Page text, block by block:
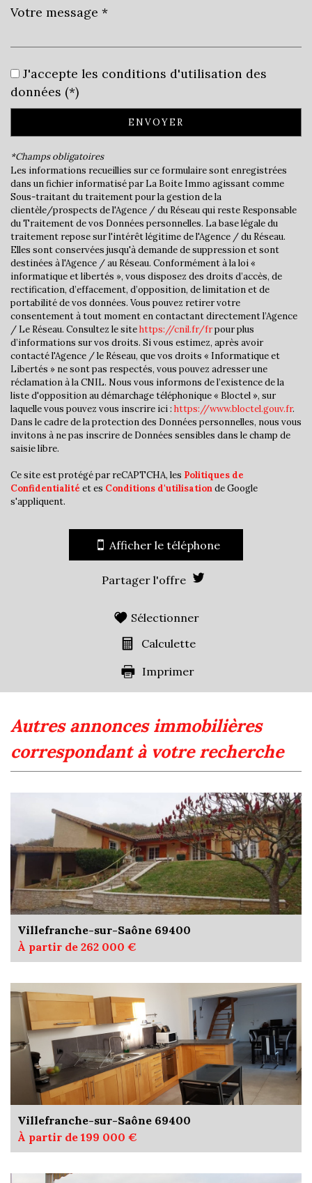
École primaire
Bibliothèque
Mairie
statistiques
Nombre d'habitants
36 240
Propriétaires (vs. locataires)
31,78 %
Taxe habitation
Taxe foncière
19,03 %
Habitants de moins de 25 ans
Habitants de 25 à 55 ans
Habitants de plus de 55 ans
25,21 %
Nombre d'enfants par famille
Familles sans enfant
43,40 %
Familles avec 1 ou 2 enfants
0,94 %
Maisons
14,25 %
Familles avec 3 enfants
J'accepte les conditions d'utilisation des
données (*)
ENVOYER
*Champs obligatoires
Les informations recueillies sur ce formulaire sont enregistrées
dans un fichier informatisé par La Boite Immo agissant comme
Sous-traitant du traitement pour la gestion de la
clientèle/prospects de l'Agence / du Réseau qui reste Responsable
du Traitement de vos Données personnelles. La base légale du
traitement repose sur l'intérêt légitime de l'Agence / du Réseau.
Elles sont conservées jusqu'à demande de suppression et sont
destinées à l'Agence / au Réseau. Conformément à la loi «
informatique et libertés », vous disposez des droits d’accès, de
rectification, d’effacement, d’opposition, de limitation et de
portabilité de vos données. Vous pouvez retirer votre
consentement à tout moment en contactant directement l’Agence
/ Le Réseau. Consultez le sitehttps://cnil.fr/frpour plus
d’informations sur vos droits. Si vous estimez, après avoir
contacté l'Agence / le Réseau, que vos droits « Informatique et
Libertés » ne sont pas respectés, vous pouvez adresser une
réclamation à la CNIL. Nous vous informons de l’existence de la
liste d'opposition au démarchage téléphonique « Bloctel », sur
laquelle vous pouvez vous inscrire ici : https://www.bloctel.gouv.fr.
Dans le cadre de la protection des Données personnelles, nous vous
invitons à ne pas inscrire de Données sensibles dans le champ de
saisie libre.
Ce site est protégé par reCAPTCHA, les Politiques de
Confidentialité et es Conditions d'utilisationde Google
s'appliquent.
Afficher le téléphone
Partager l'offre
Sélectionner
Calculette
Imprimer
autres annonces immobilières
correspondant à votre recherche
Villefranche-sur-Saône 69400
À partir de 262 000 €
Villefranche-sur-Saône 69400
À partir de 199 000 €